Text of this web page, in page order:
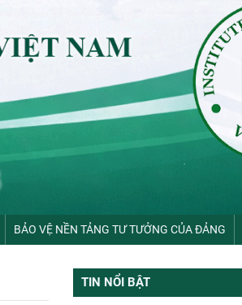
BẢO VỆ NỀN TẢNG TƯ TƯỞNG CỦA ĐẢNG
TIN NỔI BẬT